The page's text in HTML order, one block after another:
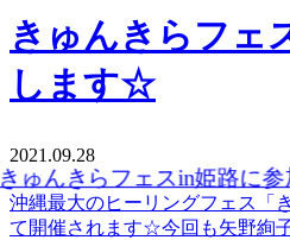
きゅんきらフェ
します☆
2021.09.28
沖縄最大のヒーリングフェス「
て開催されます☆今回も矢野絢